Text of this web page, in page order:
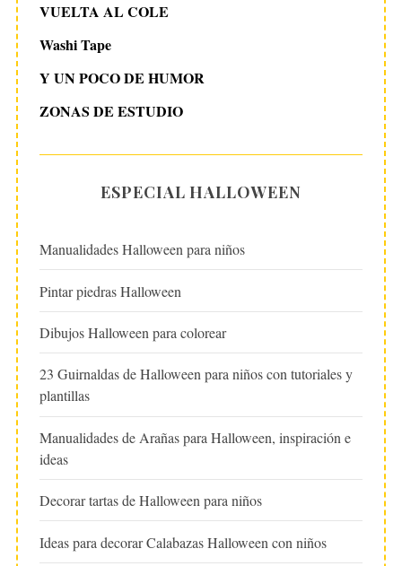
VUELTA AL COLE
Washi Tape
Y UN POCO DE HUMOR
ZONAS DE ESTUDIO
ESPECIAL HALLOWEEN
Manualidades Halloween para niños
Pintar piedras Halloween
Dibujos Halloween para colorear
23 Guirnaldas de Halloween para niños con tutoriales y
plantillas
Manualidades de Arañas para Halloween, inspiración e
ideas
Decorar tartas de Halloween para niños
Ideas para decorar Calabazas Halloween con niños